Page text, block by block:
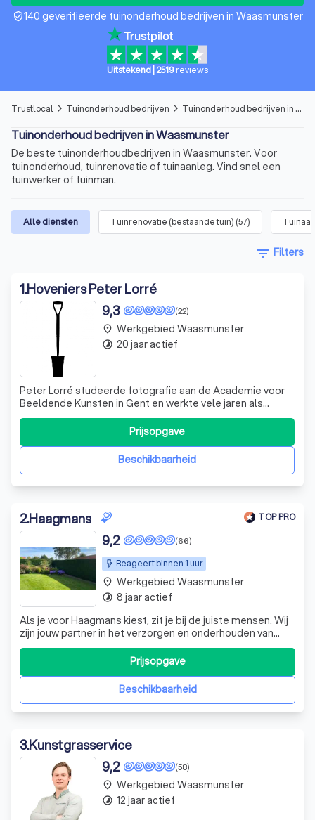
verified_user140 geverifieerde tuinonderhoud bedrijven in Waasmunster
Uitstekend 2519reviews
Trustlocal arrow_forward_ios Tuinonderhoud bedrijven arrow_forward_ios Tuinonderhoud bedrijven in Waasmunster
Tuinonderhoud bedrijven in Waasmunster
De beste tuinonderhoudbedrijven in Waasmunster. Voor
tuinonderhoud, tuinrenovatie of tuinaanleg. Vind snel een
tuinwerker of tuinman.
Alle diensten Tuinrenovatie (bestaande tuin) (57)
filter_list Filters
1.Hoveniers Peter Lorré
(22)
9,3
Peter Lorré studeerde fotografie aan de Academie voor
Beeldende Kunsten in Gent en werkte vele jaren als
persfotograaf. Oog voor schoonheid is hem eigen, net als
de snelheid waarmee hij immer werkt. In 2007 startte hij
met Hoveniers Peter Lorré, een tuinaannemersbedrijf
waarin hij zijn liefde voorBeschikbaarheid
Prijsopgave
place Werkgebied Waasmunster
timelapse 20 jaar actief
2.Haagmans TOP PRO
Reageert binnen 1 uur
(66)
9,2
Als je voor Haagmans kiest, zit je bij de juiste mensen. Wij
zijn jouw partner in het verzorgen en onderhouden van
hagen en jouw tuin. Waarom zou je dan voor Haagmans
kiezen? Omdat we een passie voor groen hebben. Met
een specialisatie in tuinonderhoud bieden wij een unieke
en doelgerichte benaderinBeschikbaarheid
Prijsopgave
place Werkgebied Waasmunster
timelapse 8 jaar actief
3.Kunstgrasservice
(58)
9,2
place Werkgebied Waasmunster
timelapse 12 jaar actief